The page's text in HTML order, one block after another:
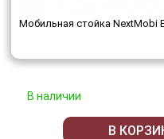
Мобильная стойка NextMobi
В наличии
В